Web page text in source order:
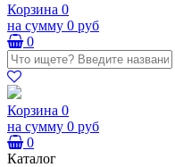
Корзина 0
на сумму 0 руб
0
Корзина 0
на сумму 0 руб
0
Каталог